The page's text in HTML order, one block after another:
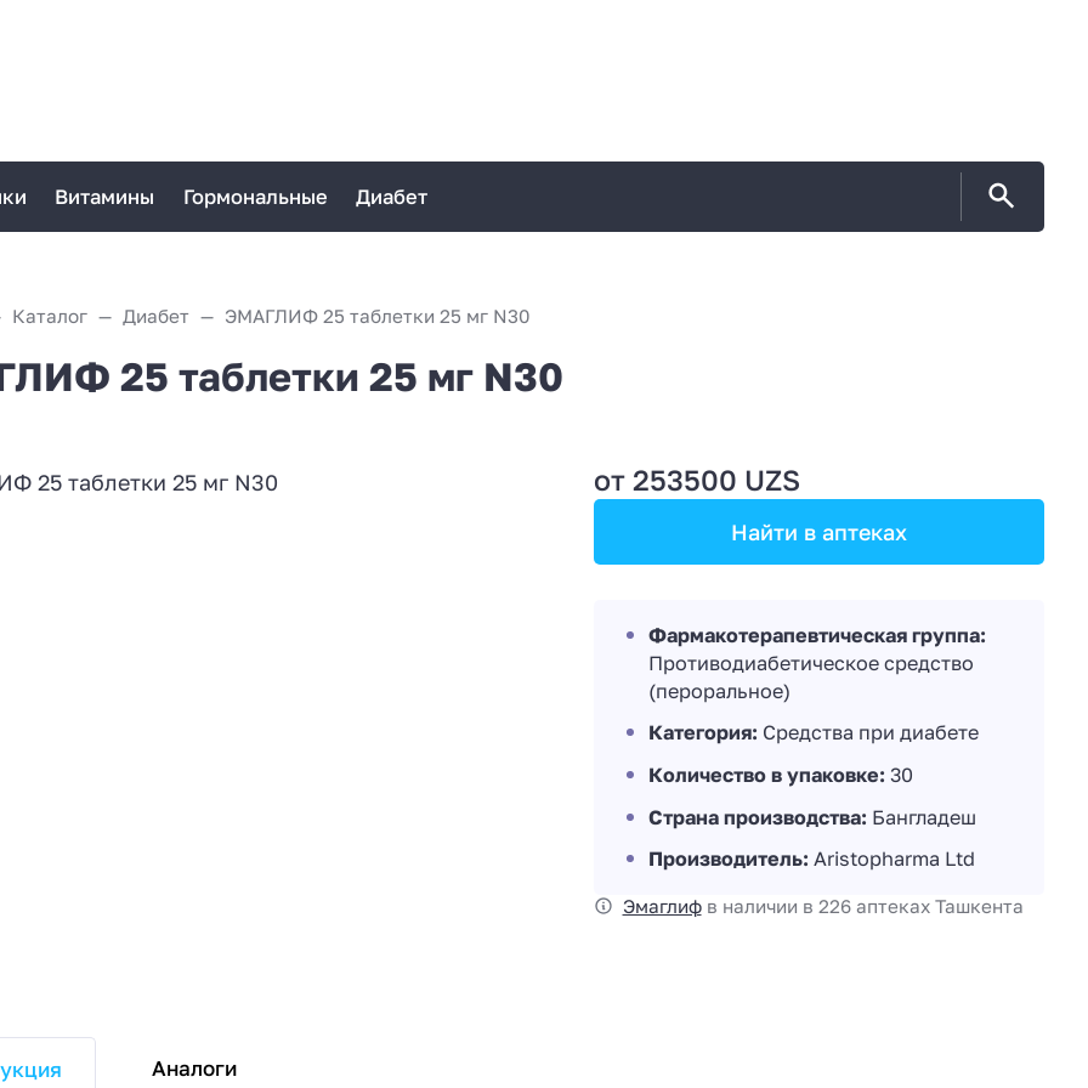
Витамины Гормональные Диабет
Каталог Диабет ЭМАГЛИФ 25 таблетки 25 мг N30
25 таблетки 25 мг N30
от 253500 UZS
Найти в аптеках
Фармакотерапевтическая группа:
Противодиабетическое средство
(пероральное)
Категория: Средства при диабете
Количество в упаковке: 30
Страна производства: Бангладеш
Производитель: Aristopharma Ltd
Эмаглифв наличии в 226 аптеках Ташкента
Аналоги